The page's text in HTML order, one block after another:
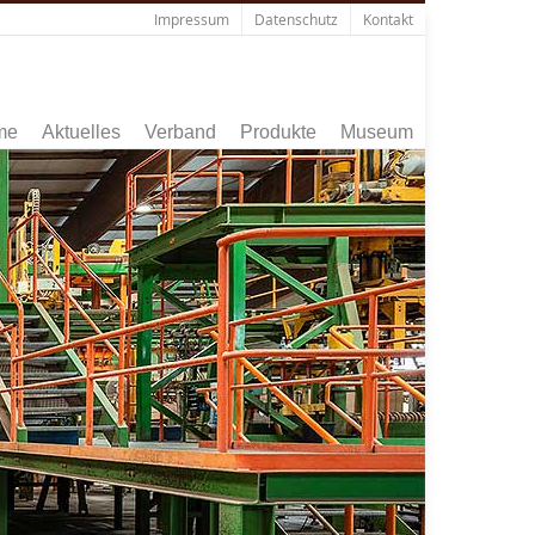
Impressum Datenschutz Kontakt
Aktuelles Verband Produkte Museum